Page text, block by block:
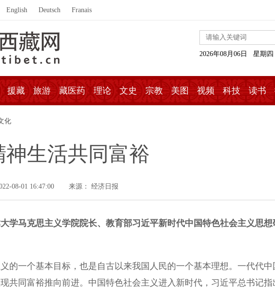
English Deutsch Franais
2026年08月06日 星期四
援藏 旅游 藏医药 理论 文史 宗教 美图 视频 科技 读书
化
生活共同富裕
08-01 16:47:00 来源： 经济日报
学马克思主义学院院长、教育部习近平新时代中国特色社会主义思想
一个基本目标，也是自古以来我国人民的一个基本理想。一代代中
共同富裕推向前进。中国特色社会主义进入新时代，习近平总书记指